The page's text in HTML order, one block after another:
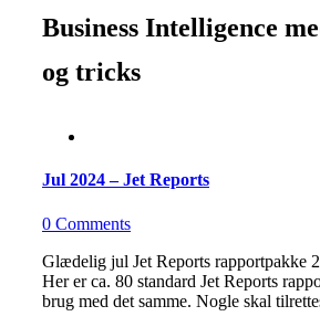
Business Intelligence
og tricks
Jul 2024 – Jet Reports
0 Comments
Glædelig jul Jet Reports rapportpakke
Her er ca. 80 standard Jet Reports
brug med det samme. Nogle skal